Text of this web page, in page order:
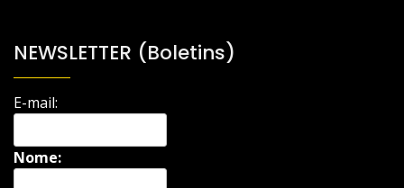
NEWSLETTER (Boletins)
E-mail:
Nome: